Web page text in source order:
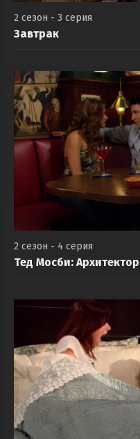
2 сезон - 3 серия
Завтрак
2 сезон - 4 серия
Тед Мосби: Архитектор